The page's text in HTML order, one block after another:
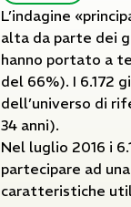
L’indagine
alta da parte dei
hanno portato a
del 66%). I 6.172
dell’universo di
34 anni).
Nel luglio 2016 i
partecipare ad
caratteristiche